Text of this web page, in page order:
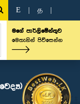
E த
මගේ පාර්ලිමේන්තුව
මෙතැනින් පිවිසෙන්න
එස්. ශ්‍රී